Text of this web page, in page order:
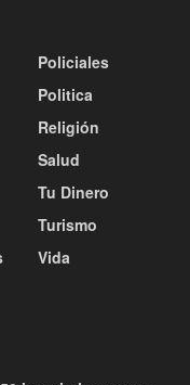
Policiales
Politica
Religión
Salud
Tu Dinero
Turismo
Vida